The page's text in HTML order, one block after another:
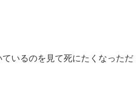
いるのを見て死にたくなっただ